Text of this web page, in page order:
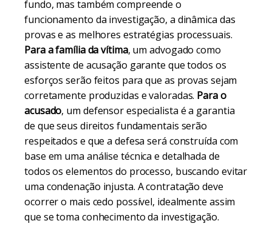
fundo, mas também compreende o
funcionamento da investigação, a dinâmica das
provas e as melhores estratégias processuais.
Para a família da vítima, um advogado como
assistente de acusação garante que todos os
esforços serão feitos para que as provas sejam
corretamente produzidas e valoradas. Para o
acusado, um defensor especialista é a garantia
de que seus direitos fundamentais serão
respeitados e que a defesa será construída com
base em uma análise técnica e detalhada de
todos os elementos do processo, buscando evitar
uma condenação injusta. A contratação deve
ocorrer o mais cedo possível, idealmente assim
que se toma conhecimento da investigação.